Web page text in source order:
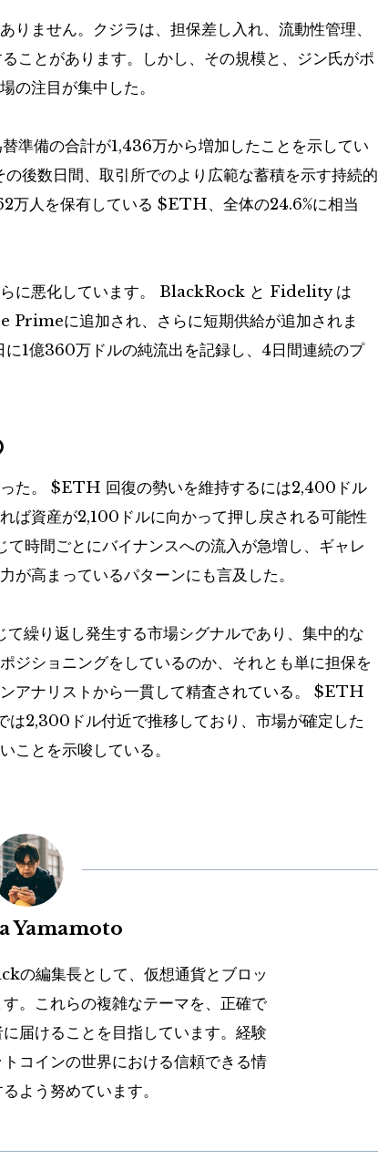
ません。クジラは、担保差し入れ、流動性管理、
ことがあります。しかし、その規模と、ジン氏がポ
の注目が集中した。
備の合計が1,436万から増加したことを示してい
の後数日間、取引所でのより広範な蓄積を示す持続的
万人を保有している $ETH、全体の24.6%に相当
らに悪化しています。 BlackRock と Fidelity は
Primeに追加され、さらに短期供給が追加されま
1億360万ドルの純流出を記録し、4日間連続のプ
た。 $ETH 回復の勢いを維持するには2,400ドル
ば資産が2,100ドルに向かって押し戻される可能性
時間ごとにバイナンスへの流入が急増し、ギャレ
が高まっているパターンにも言及した。
繰り返し発生する市場シグナルであり、集中的な
ジショニングをしているのか、それとも単に担保を
アナリストから一貫して精査されている。 $ETH
は2,300ドル付近で推移しており、市場が確定した
ことを示唆している。
Yamamoto
の編集長として、仮想通貨とブロッ
。これらの複雑なテーマを、正確で
届けることを目指しています。経験
コインの世界における信頼できる情
よう努めています。